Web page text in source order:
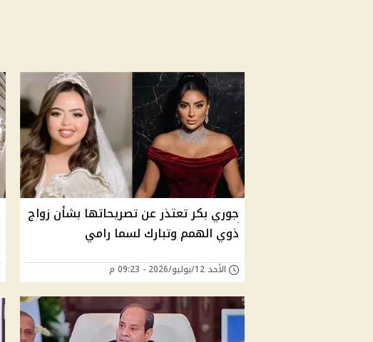
جوري بكر تعتذر عن تصريحاتها بشأن زواج
ذوي الهمم وتبارك لسما رامي
الأحد 12/يوليو/2026 - 09:23 م